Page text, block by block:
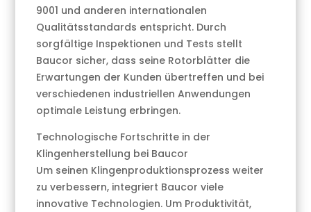
9001 und anderen internationalen
Qualitätsstandards entspricht. Durch
sorgfältige Inspektionen und Tests stellt
Baucor sicher, dass seine Rotorblätter die
Erwartungen der Kunden übertreffen und bei
verschiedenen industriellen Anwendungen
optimale Leistung erbringen.
Technologische Fortschritte in der
Klingenherstellung bei Baucor
Um seinen Klingenproduktionsprozess weiter
zu verbessern, integriert Baucor viele
innovative Technologien. Um Produktivität,